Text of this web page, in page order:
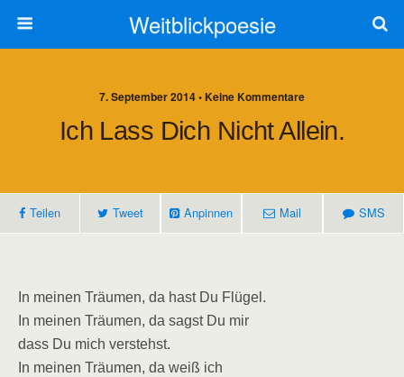
Weitblickpoesie
7. September 2014 • Keine Kommentare
Ich Lass Dich Nicht Allein.
Teilen Tweet Anpinnen Mail SMS
In meinen Träumen, da hast Du Flügel.
In meinen Träumen, da sagst Du mir
dass Du mich verstehst.
In meinen Träumen, da weiß ich